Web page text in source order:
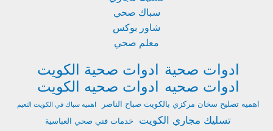
سباك صحي
شاور بوكس
معلم صحي
ادوات صحية ادوات صحية الكويت
ادوات صحيه ادوات صحيه الكويت
اهميه تصليح سخان مركزي بالكويت صباح الناصر اهميه سباك في الكويت النعيم
تسليك مجاري الكويت
خدمات فني صحي العباسية